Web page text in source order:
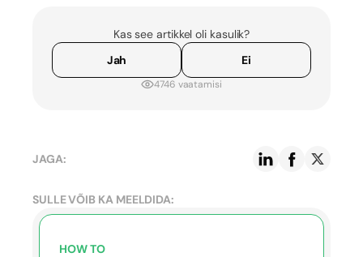
Kas see artikkel oli kasulik?
Jah
Ei
4746 vaatamisi
JAGA:
SULLE VÕIB KA MEELDIDA:
HOW TO